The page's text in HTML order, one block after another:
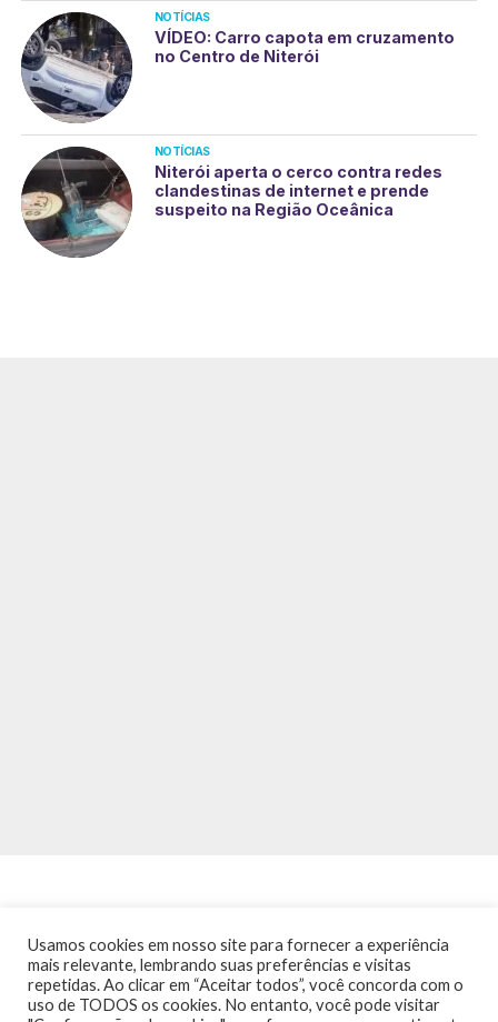
NOTÍCIAS
VÍDEO: Carro capota em cruzamento
no Centro de Niterói
NOTÍCIAS
Niterói aperta o cerco contra redes
clandestinas de internet e prende
suspeito na Região Oceânica
INÍCIO NOTÍCIAS AGENDA CONTATO
TRÂNSITO NA PONTE
TERMOS DE USO / POLÍTICA DE PRIVACIDADE
Usamos cookies em nosso site para fornecer a experiência
mais relevante, lembrando suas preferências e visitas
repetidas. Ao clicar em “Aceitar todos”, você concorda com o
uso de TODOS os cookies. No entanto, você pode visitar